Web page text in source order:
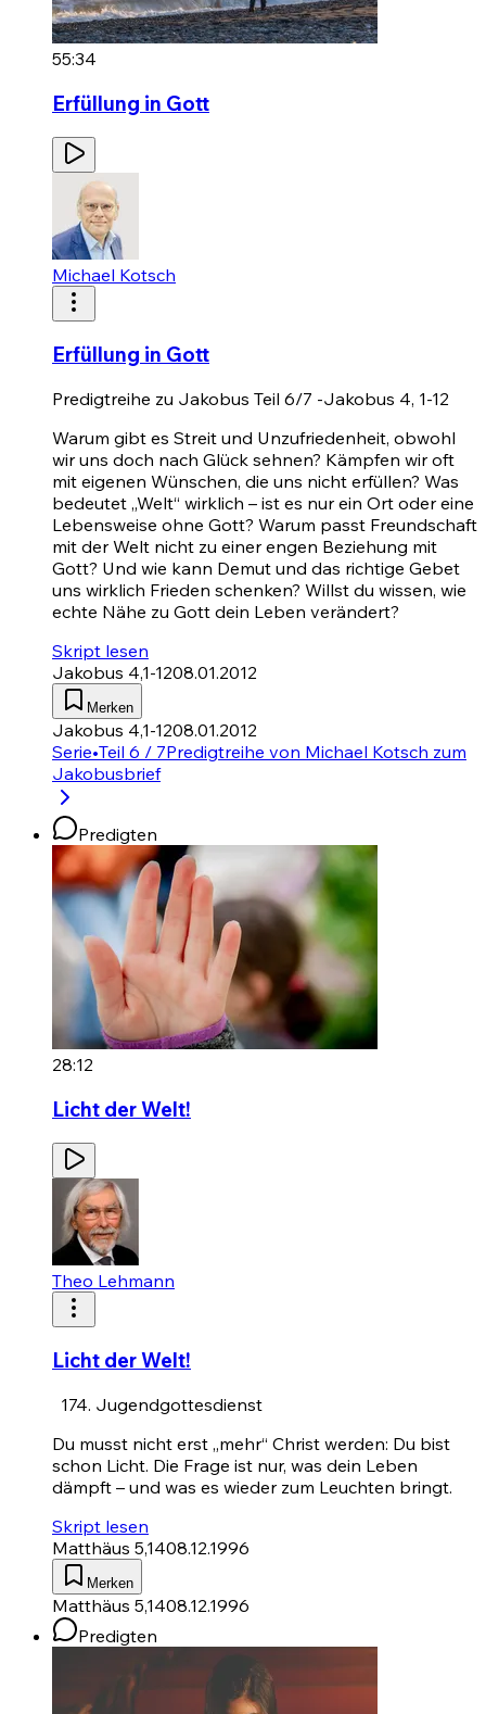
55:34
Erfüllung in Gott
Michael Kotsch
Erfüllung in Gott
Predigtreihe zu Jakobus Teil 6/7 -Jakobus 4, 1-12
Warum gibt es Streit und Unzufriedenheit, obwohl
wir uns doch nach Glück sehnen? Kämpfen wir oft
mit eigenen Wünschen, die uns nicht erfüllen? Was
bedeutet „Welt“ wirklich – ist es nur ein Ort oder eine
Lebensweise ohne Gott? Warum passt Freundschaft
mit der Welt nicht zu einer engen Beziehung mit
Gott? Und wie kann Demut und das richtige Gebet
uns wirklich Frieden schenken? Willst du wissen, wie
echte Nähe zu Gott dein Leben verändert?
Skript lesen
Jakobus 4,1-1208.01.2012
Merken
Jakobus 4,1-1208.01.2012
Serie•Teil 6 / 7Predigtreihe von Michael Kotsch zum
Jakobusbrief
Predigten
28:12
Licht der Welt!
Theo Lehmann
Licht der Welt!
Jugendgottesdienst
Du musst nicht erst „mehr“ Christ werden: Du bist
schon Licht. Die Frage ist nur, was dein Leben
dämpft – und was es wieder zum Leuchten bringt.
Skript lesen
Matthäus 5,1408.12.1996
Merken
Matthäus 5,1408.12.1996
Predigten